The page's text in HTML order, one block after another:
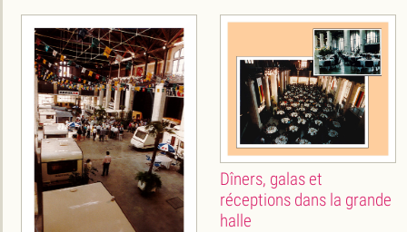
Dîners, galas et
réceptions dans la grande
halle